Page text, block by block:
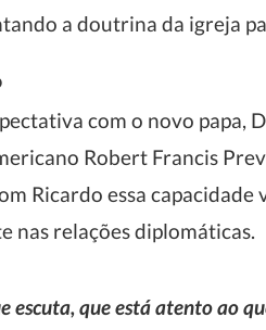
a doutrina da igreja
com o novo papa,
Robert Francis
Ricardo essa
nas relações diplomáticas.
escuta, que está atento ao